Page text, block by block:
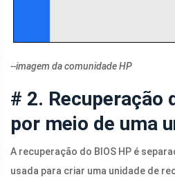
--imagem da comunidade HP
# 2. Recuperação
por meio de uma
A recuperação do BIOS HP é
usada para criar uma unidade de